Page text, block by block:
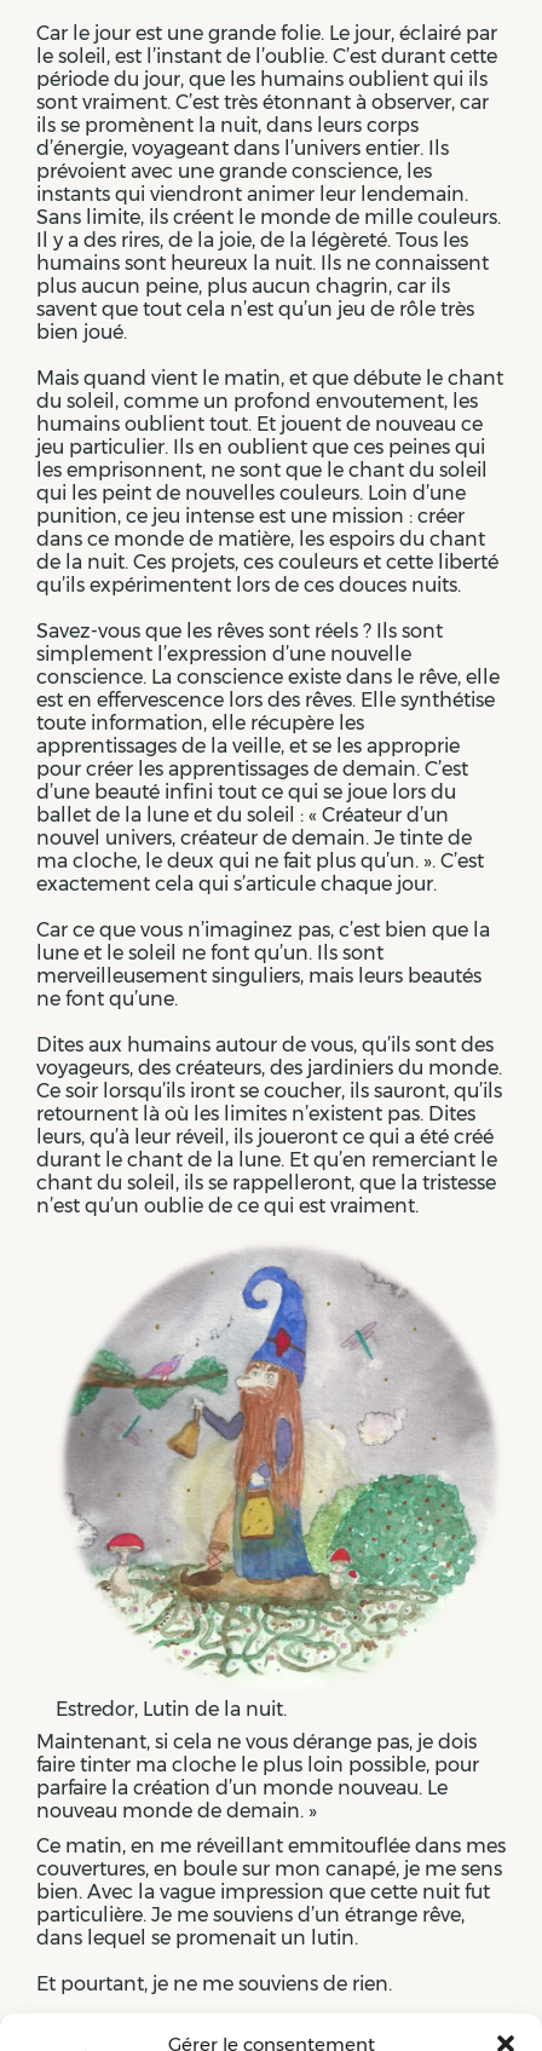
Gérer le consentement
Car le jour est une grande folie. Le jour, éclairé par
le soleil, est l’instant de l’oublie. C’est durant cette
période du jour, que les humains oublient qui ils
sont vraiment. C’est très étonnant à observer, car
ils se promènent la nuit, dans leurs corps
d’énergie, voyageant dans l’univers entier. Ils
prévoient avec une grande conscience, les
instants qui viendront animer leur lendemain.
Sans limite, ils créent le monde de mille couleurs.
Il y a des rires, de la joie, de la légèreté. Tous les
humains sont heureux la nuit. Ils ne connaissent
plus aucun peine, plus aucun chagrin, car ils
savent que tout cela n’est qu’un jeu de rôle très
bien joué.
Mais quand vient le matin, et que débute le chant
du soleil, comme un profond envoutement, les
humains oublient tout. Et jouent de nouveau ce
jeu particulier. Ils en oublient que ces peines qui
les emprisonnent, ne sont que le chant du soleil
qui les peint de nouvelles couleurs. Loin d’une
punition, ce jeu intense est une mission : créer
dans ce monde de matière, les espoirs du chant
de la nuit. Ces projets, ces couleurs et cette liberté
qu’ils expérimentent lors de ces douces nuits.
Savez-vous que les rêves sont réels ? Ils sont
simplement l’expression d’une nouvelle
conscience. La conscience existe dans le rêve, elle
est en effervescence lors des rêves. Elle synthétise
toute information, elle récupère les
apprentissages de la veille, et se les approprie
pour créer les apprentissages de demain. C’est
d’une beauté infini tout ce qui se joue lors du
ballet de la lune et du soleil : « Créateur d’un
nouvel univers, créateur de demain. Je tinte de
ma cloche, le deux qui ne fait plus qu’un. ». C’est
exactement cela qui s’articule chaque jour.
Car ce que vous n’imaginez pas, c’est bien que la
lune et le soleil ne font qu’un. Ils sont
merveilleusement singuliers, mais leurs beautés
ne font qu’une.
Dites aux humains autour de vous, qu’ils sont des
voyageurs, des créateurs, des jardiniers du monde.
Ce soir lorsqu’ils iront se coucher, ils sauront, qu’ils
retournent là où les limites n’existent pas. Dites
leurs, qu’à leur réveil, ils joueront ce qui a été créé
durant le chant de la lune. Et qu’en remerciant le
chant du soleil, ils se rappelleront, que la tristesse
n’est qu’un oublie de ce qui est vraiment.
Estredor, Lutin de la nuit.
Maintenant, si cela ne vous dérange pas, je dois
faire tinter ma cloche le plus loin possible, pour
parfaire la création d’un monde nouveau. Le
nouveau monde de demain. »
Ce matin, en me réveillant emmitouflée dans mes
couvertures, en boule sur mon canapé, je me sens
bien. Avec la vague impression que cette nuit fut
particulière. Je me souviens d’un étrange rêve,
dans lequel se promenait un lutin.
Et pourtant, je ne me souviens de rien.